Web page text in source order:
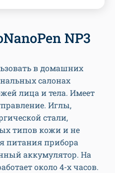
NP3
в домашних
салонах
лица и тела. Имеет
Иглы,
стали,
типов кожи и не
питания прибора
аккумулятор. На
около 4-х часов.